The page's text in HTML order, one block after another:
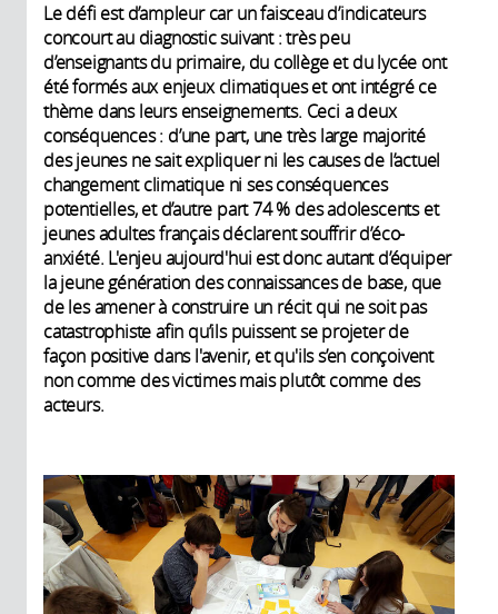
Le défi est d’ampleur car un faisceau d’indicateurs
concourt au diagnostic suivant : très peu
d’enseignants du primaire, du collège et du lycée ont
été formés aux enjeux climatiques et ont intégré ce
thème dans leurs enseignements. Ceci a deux
conséquences : d’une part, une très large majorité
des jeunes ne sait expliquer ni les causes de l’actuel
changement climatique ni ses conséquences
potentielles, et d’autre part 74 % des adolescents et
jeunes adultes français déclarent souffrir d’éco-
anxiété. L'enjeu aujourd'hui est donc autant d’équiper
la jeune génération des connaissances de base, que
de les amener à construire un récit qui ne soit pas
catastrophiste afin qu’ils puissent se projeter de
façon positive dans l'avenir, et qu'ils s’en conçoivent
non comme des victimes mais plutôt comme des
acteurs.